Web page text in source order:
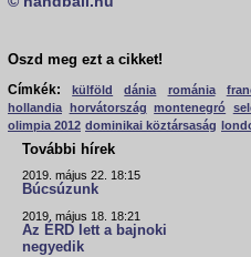
Oszd meg ezt a cikket!
Címkék:
külföld dánia románia
hollandia
horvátország montenegró
olimpia 2012 dominikai köztársaság
További hírek
2019. május 22. 18:15
Búcsúzunk
2019. május 18. 18:21
Az ÉRD lett a bajnoki
negyedik